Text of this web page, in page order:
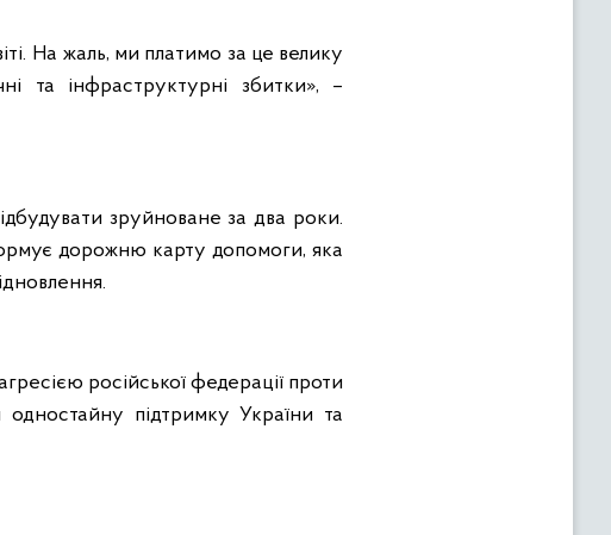
На жаль, ми платимо за це велику
та інфраструктурні збитки», –
зруйноване за два роки.
дорожню карту допомоги, яка
російської федерації проти
одностайну підтримку України та